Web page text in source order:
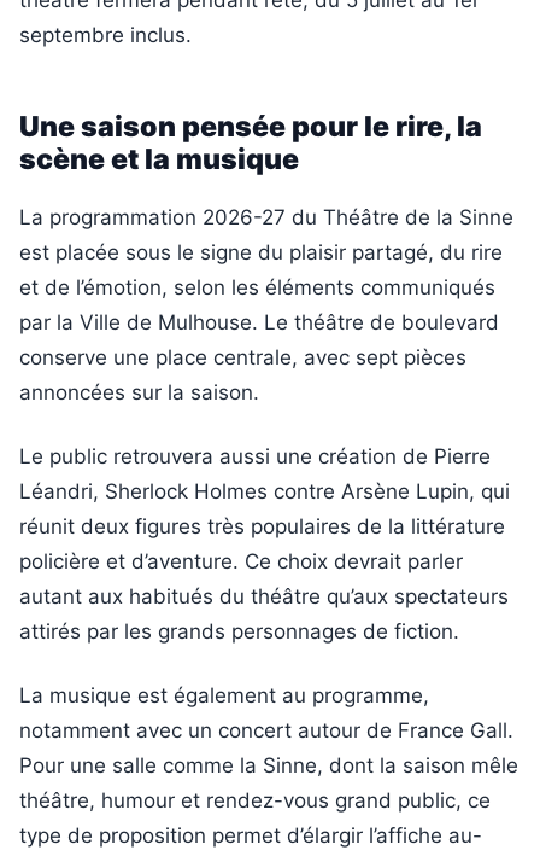
septembre inclus.
Une saison pensée pour le rire, la
scène et la musique
La programmation 2026-27 du Théâtre de la Sinne
est placée sous le signe du plaisir partagé, du rire
et de l’émotion, selon les éléments communiqués
par la Ville de Mulhouse. Le théâtre de boulevard
conserve une place centrale, avec sept pièces
annoncées sur la saison.
Le public retrouvera aussi une création de Pierre
Léandri, Sherlock Holmes contre Arsène Lupin, qui
réunit deux figures très populaires de la littérature
policière et d’aventure. Ce choix devrait parler
autant aux habitués du théâtre qu’aux spectateurs
attirés par les grands personnages de fiction.
La musique est également au programme,
notamment avec un concert autour de France Gall.
Pour une salle comme la Sinne, dont la saison mêle
théâtre, humour et rendez-vous grand public, ce
type de proposition permet d’élargir l’affiche au-